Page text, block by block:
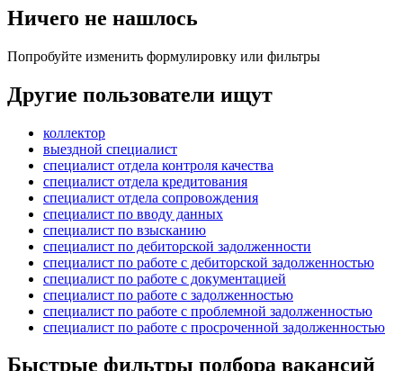
Ничего не нашлось
Попробуйте изменить формулировку или фильтры
Другие пользователи ищут
коллектор
выездной специалист
специалист отдела контроля качества
специалист отдела кредитования
специалист отдела сопровождения
специалист по вводу данных
специалист по взысканию
специалист по дебиторской задолженности
специалист по работе с дебиторской задолженностью
специалист по работе с документацией
специалист по работе с задолженностью
специалист по работе с проблемной задолженностью
специалист по работе с просроченной задолженностью
Быстрые фильтры подбора вакансий